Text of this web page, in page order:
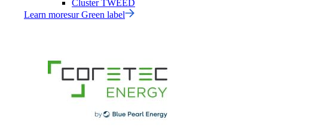
Cluster TWEED
Learn moresurGreen label